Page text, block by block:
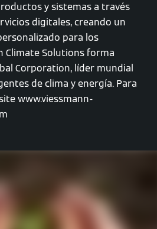
y sistemas a través
digitales, creando un
para los
Climate Solutions forma
Corporation, líder mundial
de clima y energía. Para
www.viessmann-